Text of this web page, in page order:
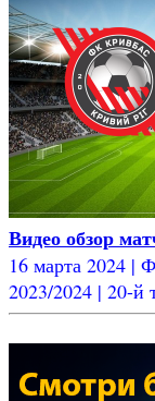
Видео обзор
16 марта 2024 |
2023/2024 | 20-й